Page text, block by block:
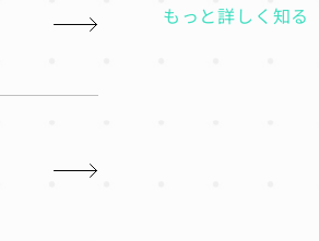
もっと詳しく知る